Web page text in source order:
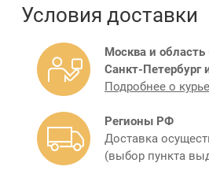
Условия доставки
Москва и
Санкт-Петербург
Подробнее о
Регионы РФ
Доставка
(выбор пункта